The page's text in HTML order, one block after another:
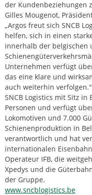
der Kundenbeziehungen
Gilles Mougenot,
„Argos freut sich SNCB
helfen, sich in einen
innerhalb der belgischen
Unternehmen verfügt
das eine klare und
auch weiterhin verfolgen."
SNCB Logistics mit Sitz
Personen und verfügt
Lokomotiven und 7.000
Schienenproduktion in
verantwortlich und hat
internationalen
Operateur IFB, die
Xpedys und die
der Gruppe.
www.sncblogistics.be